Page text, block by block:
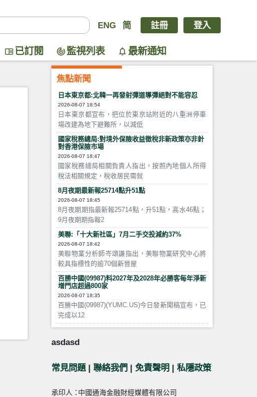
ENG 简 註冊 登入
已訂閱 監視列表 最新通知
焦點新聞
日本東京都:北韓一再發射彈道導彈絕對不能容忍
2026-08-07 18:54
日本東京都宣布，把位於東京站附近的八重洲停車
場改建為地下避難所，以減低
國家稅務總局:對境外保險收益徵稅非新政策亦非針
對香港保險市場
2026-08-07 18:47
國家稅務總局相關負責人指出，按照內地個人所得
稅法相關規定，稅收居民需就
8月夜期最新報25714點升51點
2026-08-07 18:45
8月夜期期指最新報25714點，升51點，高水46點；
9月夜期期指報2
美聯:「十大新社區」7月二手交投減約37%
2026-08-07 18:42
美聯物業分析師岑頌謙指出，美聯物業研究中心將
較具指標性的逾70個新晉屋
百勝中國(09987)料2027年及2028年必勝客每年淨新
增門店超過800家
2026-08-07 18:35
百勝中國(09987)(YUMC.US)今日發新聞稿宣布，已
完成以12
asdasd
常見問題 | 聯絡我們 | 免責聲明 | 私隱政策
承印人：中國通海金融財經媒體有限公司